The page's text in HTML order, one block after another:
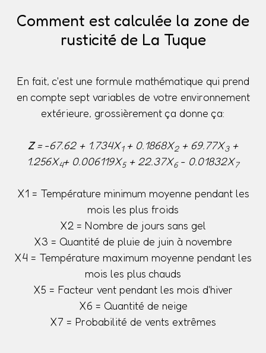
Comment est calculée la zone de
rusticité de La Tuque
En fait, c'est une formule mathématique qui prend
en compte sept variables de votre environnement
extérieure, grossièrement ça donne ça:
Z= -67.62 + 1.734X1+ 0.1868X2+ 69.77X3+
1.256X4+ 0.006119X5+ 22.37X6- 0.01832X7
X1 = Température minimum moyenne pendant les
mois les plus froids
X2 = Nombre de jours sans gel
X3 = Quantité de pluie de juin à novembre
X4 = Température maximum moyenne pendant les
mois les plus chauds
X5 = Facteur vent pendant les mois d'hiver
X6 = Quantité de neige
X7 = Probabilité de vents extrêmes